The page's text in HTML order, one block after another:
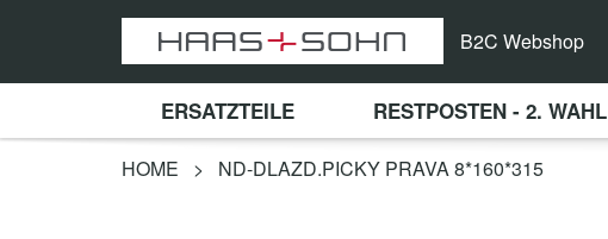
B2C Webshop
ERSATZTEILE RESTPOSTEN - 2. WAHL
HOME > ND-DLAZD.PICKY PRAVA 8*160*315